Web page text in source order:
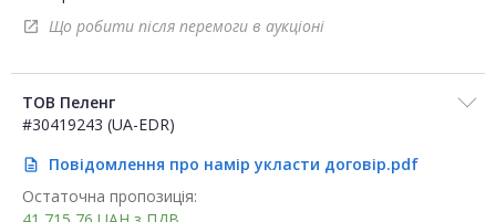
open_in_new Що робити після перемоги в аукціоні
ТОВ Пеленг
#30419243 (UA-EDR)
description
Повідомлення про намір укласти договір.pdf
Остаточна пропозиція: